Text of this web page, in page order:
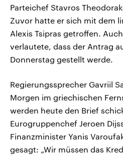
Parteichef Stavros
Zuvor hatte er sich mit dem
Alexis Tsipras getroffen.
verlautete, dass der Antrag
Donnerstag gestellt werde.
Regierungssprecher Gavriil
Morgen im griechischen
werden heute den Brief
Eurogruppenchef Jeroen
Finanzminister Yanis
gesagt: „Wir müssen das